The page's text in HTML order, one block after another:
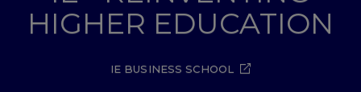
HIGHER EDUCATION
IE BUSINESS SCHOOL